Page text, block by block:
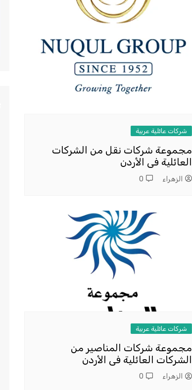
شركات عائلية عربية
مجموعة شركات نقل من الشركات
العائلية فى الأردن
الزهراء 0
شركات عائلية عربية
مجموعة شركات المناصير من
الشركات العائلية فى الأردن
الزهراء 0